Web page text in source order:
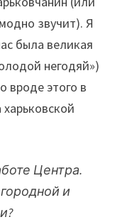
звучит). Я
была великая
негодяй»)
вроде этого в
Центра.
и